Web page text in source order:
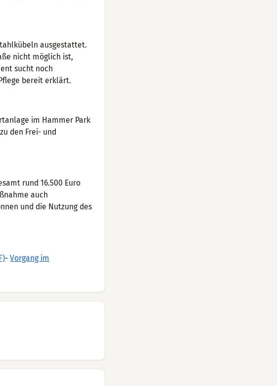
ausgestattet.
nicht möglich ist,
sucht noch
bereit erklärt.
im Hammer Park
den Frei- und
rund 16.500 Euro
auch
und die Nutzung des
-Vorgang im